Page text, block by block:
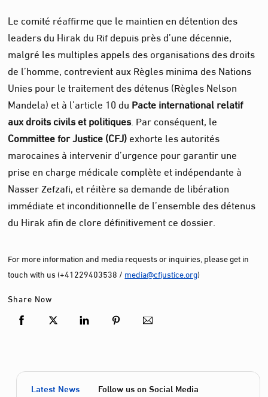
Le comité réaffirme que le maintien en détention des
leaders du Hirak du Rif depuis près d’une décennie,
malgré les multiples appels des organisations des droits
de l’homme, contrevient aux Règles minima des Nations
Unies pour le traitement des détenus (Règles Nelson
Mandela) et à l’article 10 duPacte international relatif
aux droits civils et politiques. Par conséquent, le
Committee for Justice (CFJ)exhorte les autorités
marocaines à intervenir d’urgence pour garantir une
prise en charge médicale complète et indépendante à
Nasser Zefzafi, et réitère sa demande de libération
immédiate et inconditionnelle de l’ensemble des détenus
du Hirak afin de clore définitivement ce dossier.
For more information and media requests or inquiries, please get in
touch with us (+41229403538 / media@cfjustice.org)
Share Now
Latest News Follow us on Social Media